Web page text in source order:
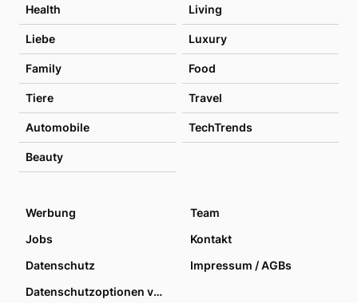
Health Living
Liebe Luxury
Family Food
Tiere Travel
Automobile TechTrends
Beauty
Werbung
Team
Jobs
Kontakt
Datenschutz
Impressum / AGBs
Datenschutzoptionen verwalten